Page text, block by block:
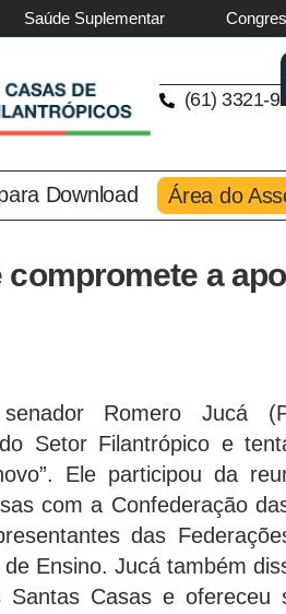
Saúde Suplementar
(61) 3321-
Download Área do
a
Romero Jucá
Setor Filantrópico e
Ele participou da
com a Confederação
das
Ensino. Jucá também
Casas e ofereceu